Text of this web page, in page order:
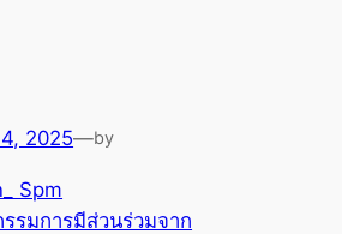
2025—by
Spm
รรมการมีส่วนร่วมจาก